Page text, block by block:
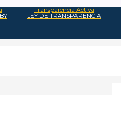
Transparencia Activa
LEY DE TRANSPARENCIA